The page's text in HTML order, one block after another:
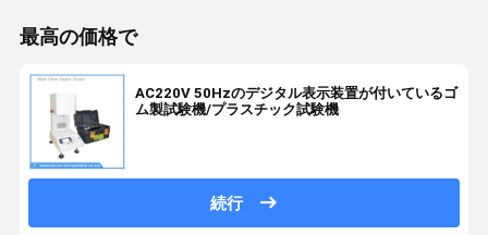
最高の価格で
AC220V 50Hzのデジタル表示装置が付いているゴ
ム製試験機/プラスチック試験機
続行